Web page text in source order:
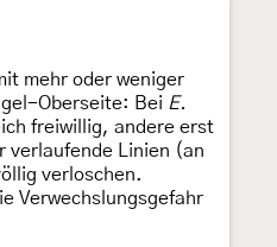
mehr oder weniger
Oberseite: Bei E.
freiwillig, andere erst
verlaufende Linien (an
verloschen.
Verwechslungsgefahr